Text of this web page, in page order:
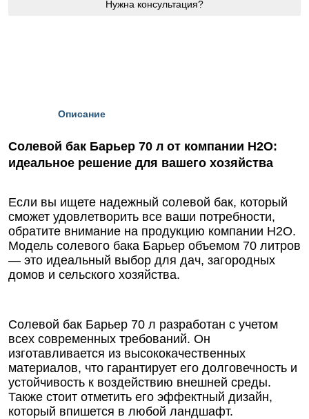
Нужна консультация?
Описание
Солевой бак Барьер 70 л от компании Н2О:
идеальное решение для вашего хозяйства
Если вы ищете надежный солевой бак, который
сможет удовлетворить все ваши потребности,
обратите внимание на продукцию компании Н2О.
Модель солевого бака Барьер объемом 70 литров
— это идеальный выбор для дач, загородных
домов и сельского хозяйства.
Солевой бак Барьер 70 л разработан с учетом
всех современных требований. Он
изготавливается из высококачественных
материалов, что гарантирует его долговечность и
устойчивость к воздействию внешней среды.
Также стоит отметить его эффектный дизайн,
который впишется в любой ландшафт.